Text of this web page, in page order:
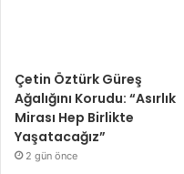
Çetin Öztürk Güreş
Ağalığını Korudu: “Asırlık
Mirası Hep Birlikte
Yaşatacağız”
2 gün önce